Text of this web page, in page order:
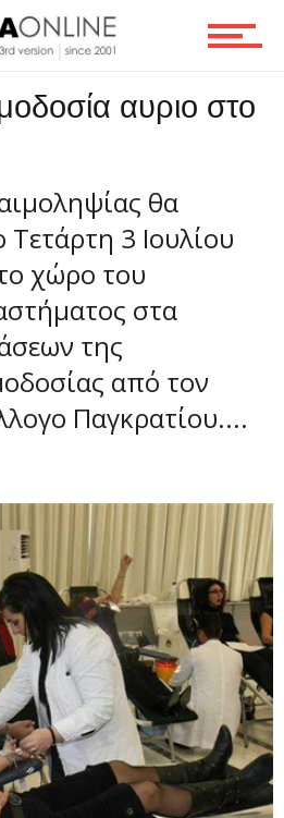
αυριο στο
θα
Τετάρτη 3 Ιουλίου
χώρο του
στα
της
από τον
Παγκρατίου....